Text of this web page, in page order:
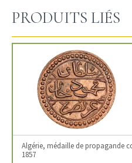
PRODUITS LIÉS
Algérie, médaille de propagande
1857